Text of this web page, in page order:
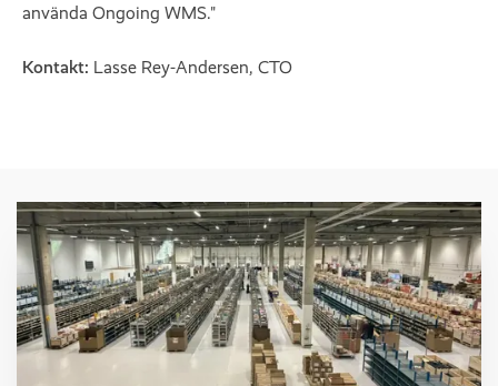
använda Ongoing WMS."
Kontakt: Lasse Rey-Andersen, CTO